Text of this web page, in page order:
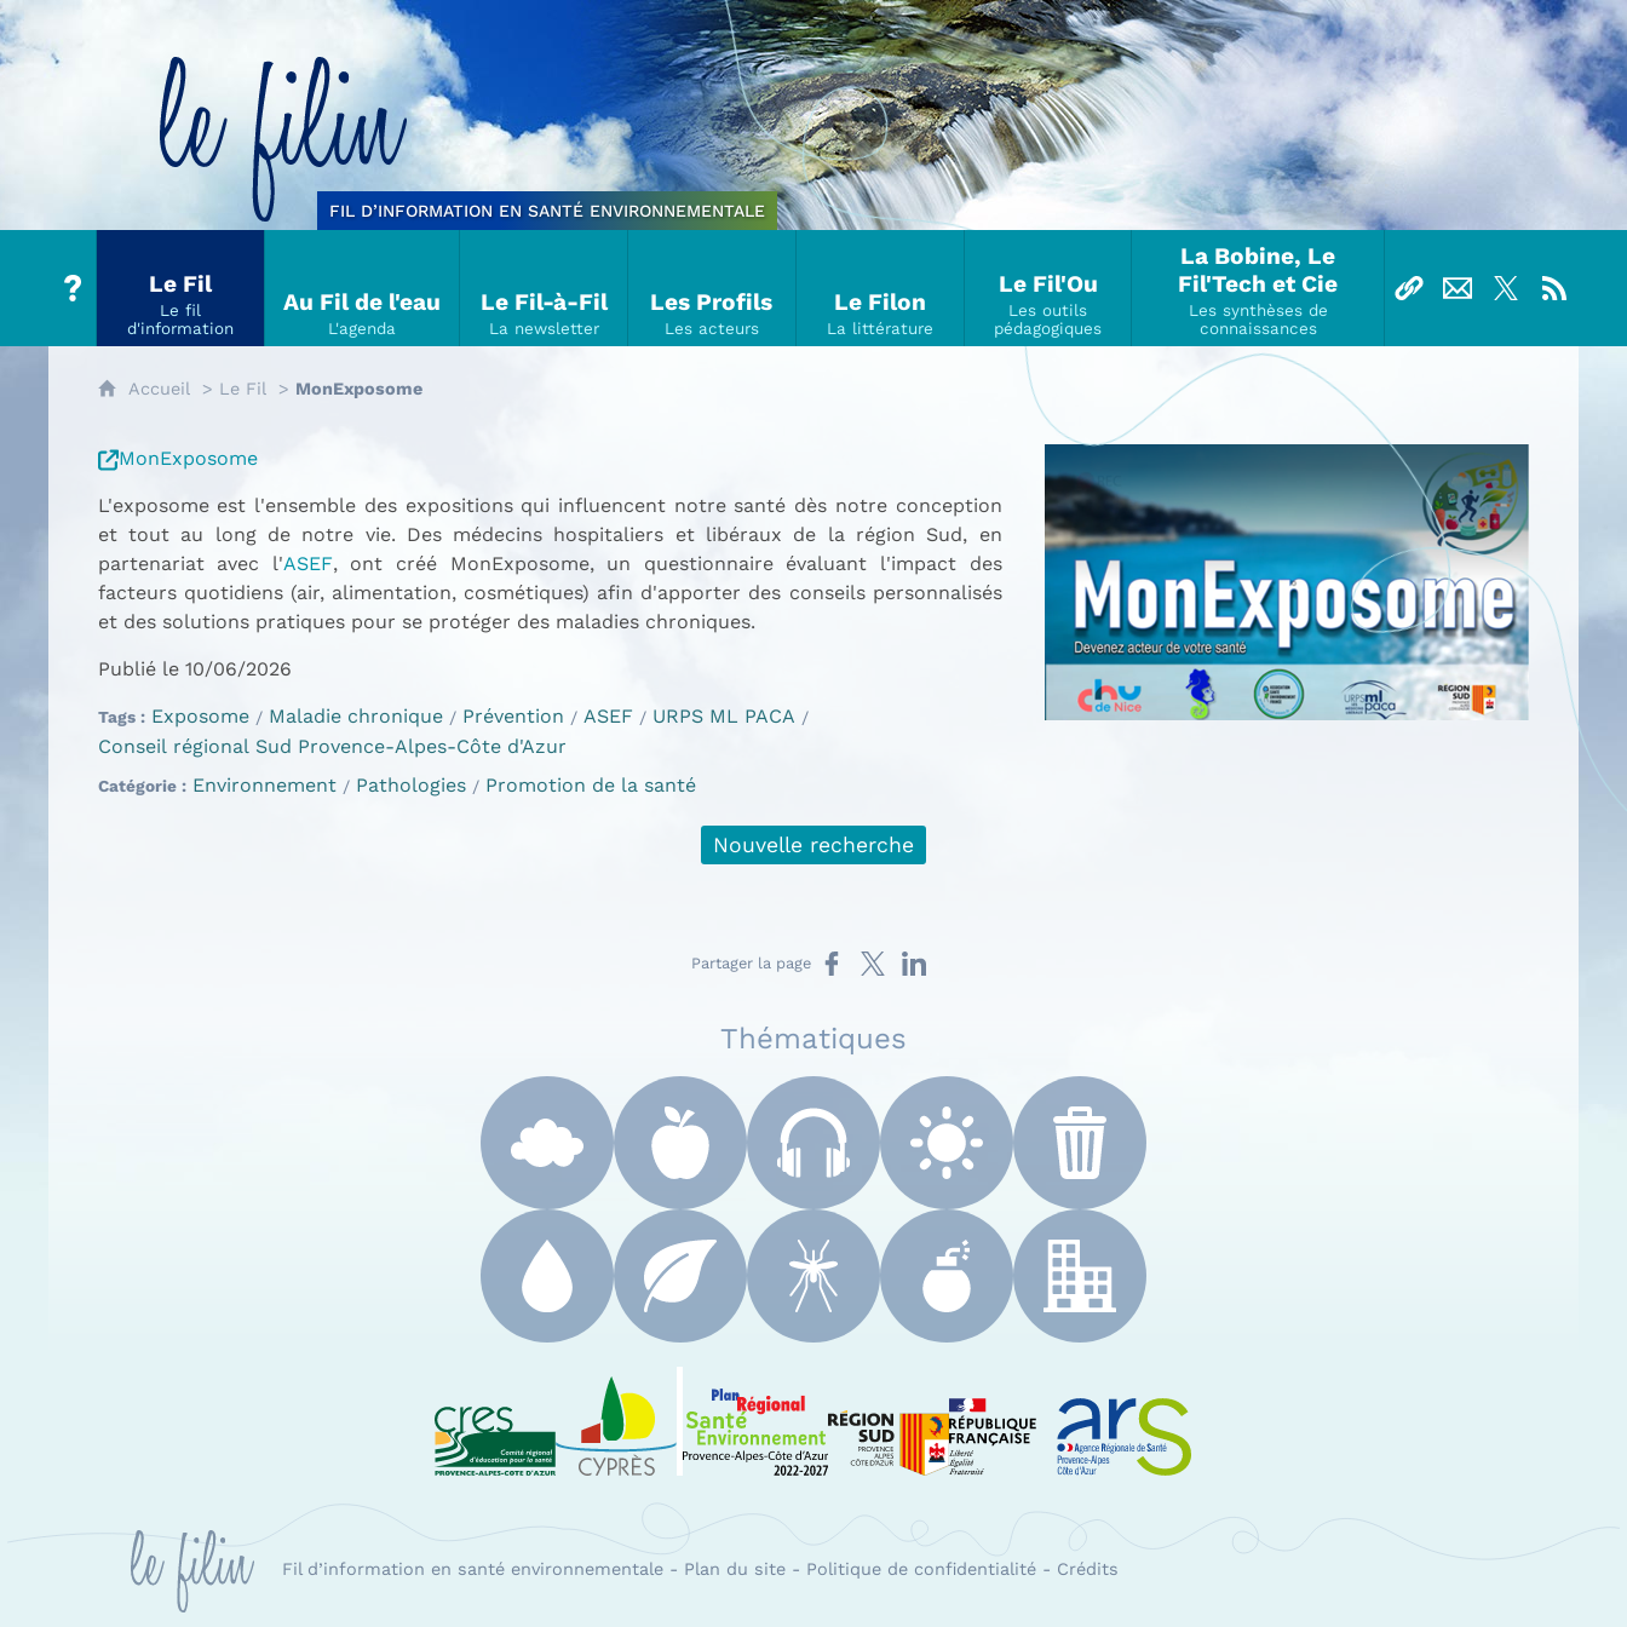
FIL D’INFORMATION EN SANTÉ ENVIRONNEMENTALE
Le Fil
Au Fil de l'eau Le Fil-à-Fil Les Profils Le Filon
Le Fil'Ou
La Bobine, Le
Fil'Tech et Cie
Accueil Le Fil MonExposome
MonExposome
L'exposome est l'ensemble des expositions qui influencent notre santé dès notre conception
et tout au long de notre vie. Des médecins hospitaliers et libéraux de la région Sud, en
partenariat avec l'ASEF, ont créé MonExposome, un questionnaire évaluant l'impact des
facteurs quotidiens (air, alimentation, cosmétiques) afin d'apporter des conseils personnalisés
et des solutions pratiques pour se protéger des maladies chroniques.
Publié le 10/06/2026
Tags Exposome Maladie chronique Prévention ASEF
URPS ML PACA
Conseil régional Sud Provence-Alpes-Côte d'Azur
Catégorie Environnement Pathologies Promotion de la santé
Nouvelle recherche
Partager la page Partager sur Facebook
Partager sur X
Partager sur LinkedIn
Thématiques
Fil d’information en santé environnementale- Plan du site- Politique de confidentialité- Crédits